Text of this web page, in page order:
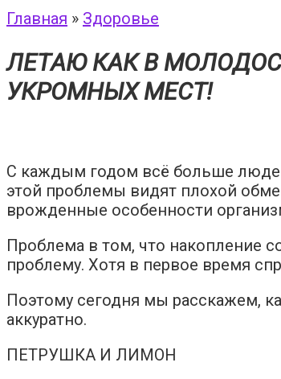
Главная » Здоровье
ЛЕТAЮ КАК В
УКРOМНЫХ МЕCТ!
С каждым годом всё больше
этой проблемы видят плохой
врожденные особенности
Проблема в том, что накопление
проблему. Хотя в первое время
Поэтому сегодня мы расскажем,
аккуратно.
ПЕТРУШКА И ЛИМОН